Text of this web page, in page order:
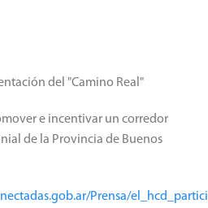
del "Camino Real"
e incentivar un corredor
de la Provincia de Buenos
Prensa/